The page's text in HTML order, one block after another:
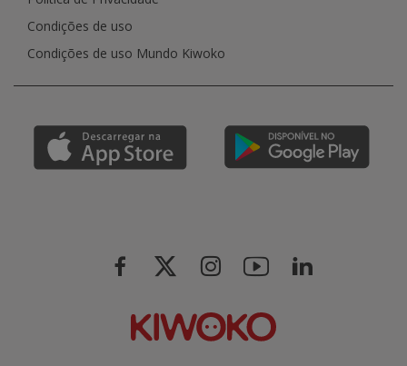
Condições de uso
Condições de uso Mundo Kiwoko